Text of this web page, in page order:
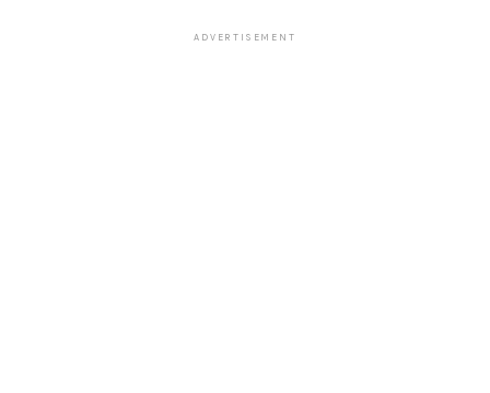
ADVERTISEMENT